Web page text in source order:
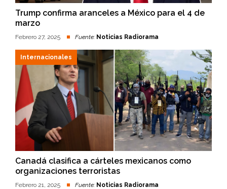
Trump confirma aranceles a México para el 4 de
marzo
Febrero 27, 2025 Fuente: Noticias Radiorama
Internacionales
Canadá clasifica a cárteles mexicanos como
organizaciones terroristas
Febrero 21, 2025 Fuente: Noticias Radiorama